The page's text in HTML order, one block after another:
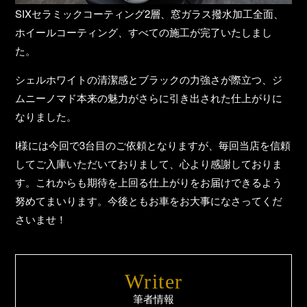
SIXセラミックコーティング2層、窓ガラス撥水加工全面、
ホイールコーティング、すべての施工が完了いたしまし
た。
シェルホワイトの清潔感とブラックの力強さが際立つ、ジ
ムニーノマド本来の魅力がさらに引き出された仕上がりに
なりました。
I様には今回で3台目のご依頼となりますが、毎回当店を信頼
してご入庫いただいておりまして、心より感謝しておりま
す。これからも期待を上回る仕上がりをお届けできるよう
努めてまいります。今後ともお車をお大事になさってくだ
さいませ！
Writer
筆者情報